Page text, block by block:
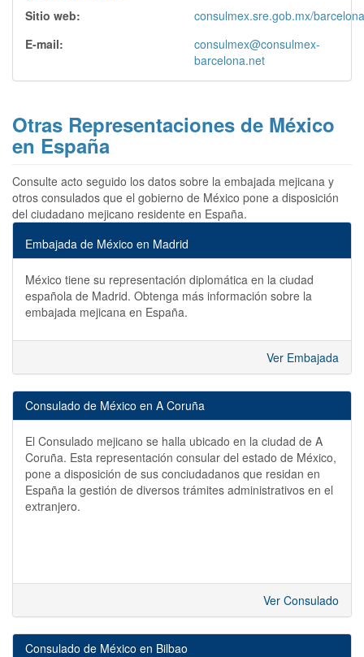
Sitio web:
consulmex.sre.gob.mx/
E-mail:
consulmex@consulmex-
barcelona.net
Otras Representaciones de México
en España
Consulte acto seguido los datos sobre la embajada mejicana y
otros consulados que el gobierno de México pone a disposición
del ciudadano mejicano residente en España.
Embajada de México en Madrid
México tiene su representación diplomática en la ciudad
española de Madrid. Obtenga más información sobre la
embajada mejicana en España.
Ver Embajada
Consulado de México en A Coruña
El Consulado mejicano se halla ubicado en la ciudad de A
Coruña. Esta representación consular del estado de México,
pone a disposición de sus conciudadanos que residan en
España la gestión de diversos trámites administrativos en el
extranjero.
Ver Consulado
Consulado de México en Bilbao